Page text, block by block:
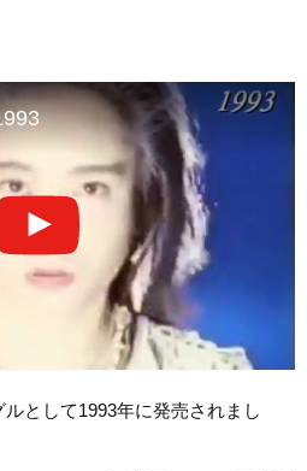
として1993年に発売されまし